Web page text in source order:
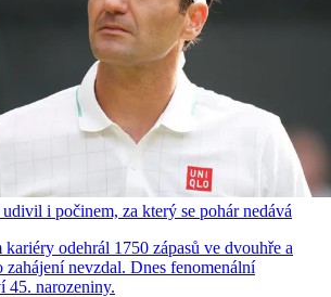
i počinem, za který se pohár nedává
kariéry odehrál 1750 zápasů ve dvouhře a
nevzdal. Dnes fenomenální
45. narozeniny.